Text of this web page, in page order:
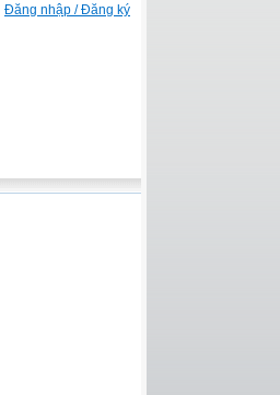
Đăng nhập / Đăng ký